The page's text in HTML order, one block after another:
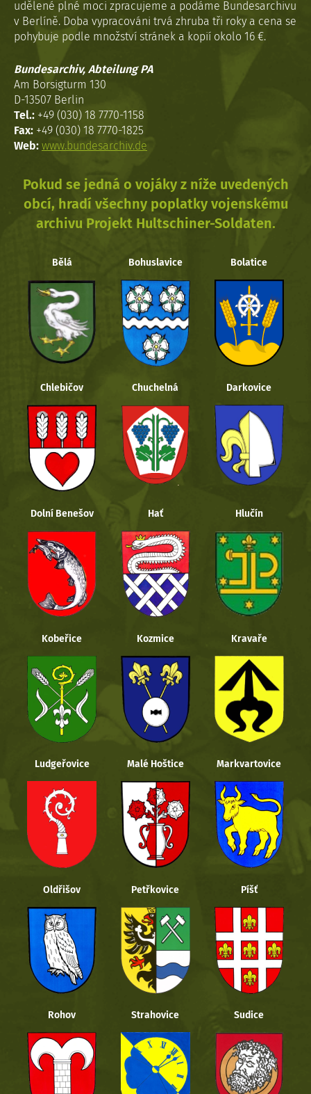
udělené plné moci zpracujeme a podáme Bundesarchivu
v Berlíně. Doba vypracováni trvá zhruba tři roky a cena se
pohybuje podle množství stránek a kopií okolo 16 €.
Bundesarchiv, Abteilung PA
Am Borsigturm 130
D-13507 Berlin
Tel.: +49 (030) 18 7770-1158
Fax: +49 (030) 18 7770-1825
Web: www.bundesarchiv.de
Pokud se jedná o vojáky z níže uvedených
obcí, hradí všechny poplatky vojenskému
archivu Projekt Hultschiner-Soldaten.
Bělá Bohuslavice Bolatice
Chlebičov Chuchelná Darkovice
Dolní Benešov Hať Hlučín
Kobeřice Kozmice Kravaře
Ludgeřovice Malé Hoštice Markvartovice
Oldřišov Petřkovice Píšť
Rohov Strahovice Sudice